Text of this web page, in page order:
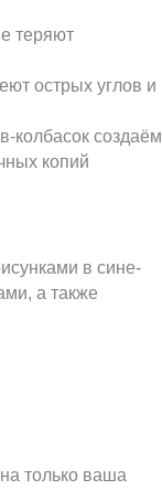
теряют
острых углов и
колбасок создаём
копий
в сине-
а также
только ваша